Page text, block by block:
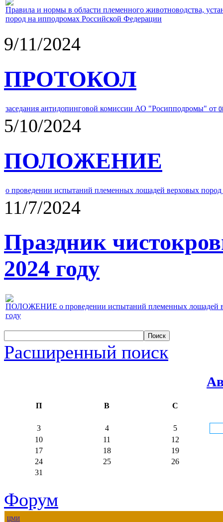
Правила и нормы в области племенного животноводства,
пород на ипподромах Российской Федерации
9/11/2024
ПРОТОКОЛ
заседания антидопинговой комиссии АО "Росипподромы" от
5/10/2024
ПОЛОЖЕНИЕ
о проведении испытаний племенных лошадей верховых
11/7/2024
Праздник
2024 году
ПОЛОЖЕНИЕ о проведении испытаний племенных лошадей
году
Расширенный поиск
П В С
3 4
5
10
11
12
17
18
19
24
25
26
31
Форум
ЦМИ